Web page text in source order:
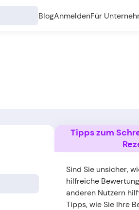
BlogAnmeldenFür
Tipps zum
Sind Sie unsicher,
hilfreiche
anderen Nutzern
Tipps, wie Sie Ihre